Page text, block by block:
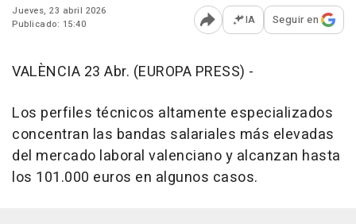
Jueves, 23 abril 2026
Publicado: 15:40
Abrir opciones para
IA Seguir en
VALÈNCIA 23 Abr. (EUROPA PRESS) -
Los perfiles técnicos altamente especializados
concentran las bandas salariales más elevadas
del mercado laboral valenciano y alcanzan hasta
los 101.000 euros en algunos casos.